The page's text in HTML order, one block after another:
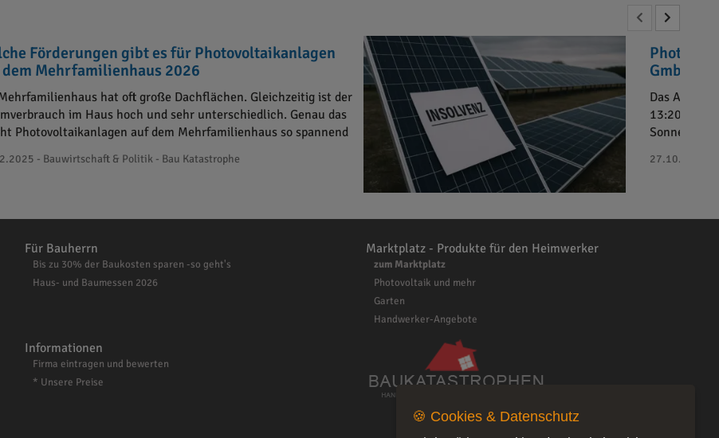
Förderungen gibt es für Photovoltaikanlagen
Mehrfamilienhaus 2026
hat oft große Dachflächen. Gleichzeitig ist der
im Haus hoch und sehr unterschiedlich. Genau das
Photovoltaikanlagen auf dem Mehrfamilienhaus so spannend
- Bauwirtschaft & Politik - Bau Katastrophe
GmbH“
Das
13:20 Uhr
27.10.2025 -
Für Bauherrn
Bis zu 30% der Baukosten sparen -so geht's
Haus- und Baumessen 2026
Marktplatz - Produkte für den Heimwerker
zum Marktplatz
Photovoltaik und mehr
Garten
Handwerker-Angebote
Informationen
Firma eintragen und bewerten
* Unsere Preise
🍪 Cookies & Datenschutz